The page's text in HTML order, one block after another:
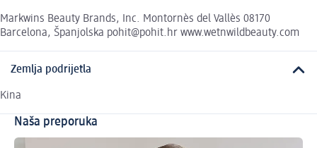
Markwins Beauty Brands, Inc. Montornès del Vallès 08170
Barcelona, Španjolska pohit@pohit.hr www.wetnwildbeauty.com
Zemlja podrijetla
Kina
Naša preporuka